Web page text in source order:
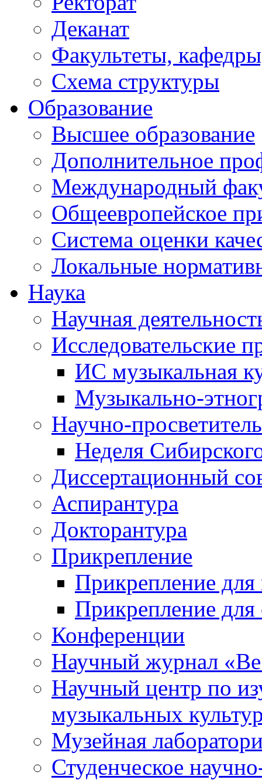
Деканат
Факультеты,
Схема структуры
Образование
Высшее образование
Дополнительное
Международный
Общеевропейское
Система оценки
Локальные
Наука
Научная
Исследовательские
ИС музыкальная
Музыкально-
Научно-
Неделя
Диссертационный
Аспирантура
Докторантура
Прикрепление
Прикрепление для
Прикрепление для
Конференции
Научный журнал
Научный центр по
музыкальных
Музейная
Студенческое